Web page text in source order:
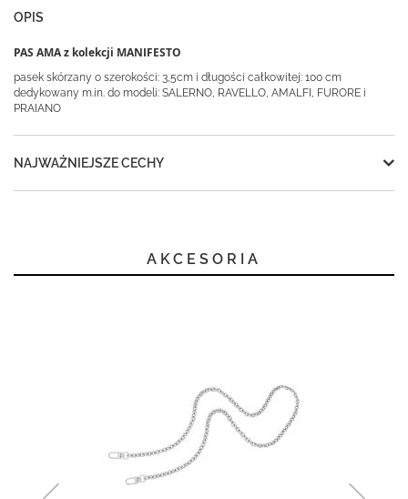
OPIS
PAS AMA z kolekcji MANIFESTO
pasek skórzany o szerokości: 3,5cm i długości całkowitej: 100 cm
dedykowany m.in. do modeli: SALERNO, RAVELLO, AMALFI, FURORE i
PRAIANO
NAJWAŻNIEJSZE CECHY
AKCESORIA